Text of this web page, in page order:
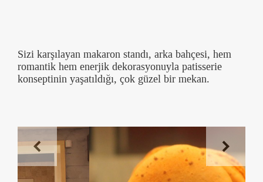
Sizi karşılayan makaron standı, arka bahçesi, hem
romantik hem enerjik dekorasyonuyla patisserie
konseptinin yaşatıldığı, çok güzel bir mekan.